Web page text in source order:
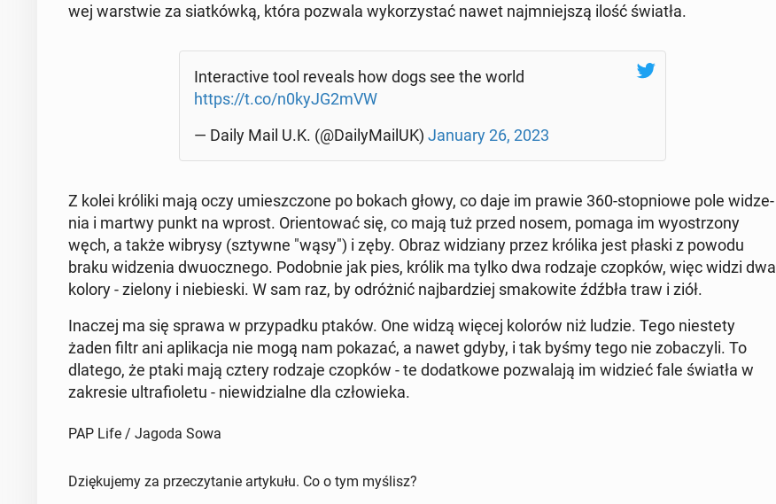
wej war­stwie za siat­ków­ką, która pozwala wy­ko­rzy­stać nawet naj­mniej­szą ilość światła.
In­te­rac­ti­ve tool reveals how dogs see the world
https://t.co/n0kyJG2mVW
— Daily Mail U.K. (@Da­ily­Ma­ilUK) January 26, 2023
Z kolei króliki mają oczy umiesz­czo­ne po bokach głowy, co daje im prawie 360-stop­nio­we pole wi­dze­
nia i martwy punkt na wprost. Orien­to­wać się, co mają tuż przed nosem, pomaga im wy­ostrzo­ny
węch, a także wibrysy (sztywne "wąsy") i zęby. Obraz wi­dzia­ny przez królika jest płaski z powodu
braku wi­dze­nia dwu­ocz­ne­go. Po­dob­nie jak pies, królik ma tylko dwa rodzaje czopków, więc widzi dwa
kolory - zielony i nie­bie­ski. W sam raz, by od­róż­nić naj­bar­dziej sma­ko­wi­te źdźbła traw i ziół.
Inaczej ma się sprawa w przy­pad­ku ptaków. One widzą więcej kolorów niż ludzie. Tego nie­ste­ty
żaden filtr ani apli­ka­cja nie mogą nam pokazać, a nawet gdyby, i tak byśmy tego nie zo­ba­czy­li. To
dlatego, że ptaki mają cztery rodzaje czopków - te do­dat­ko­we po­zwa­la­ją im widzieć fale światła w
za­kre­sie ul­tra­fio­le­tu - nie­wi­dzial­ne dla czło­wie­ka.
PAP Life / Jagoda Sowa
Dziękujemy za przeczytanie artykułu. Co o tym myślisz?